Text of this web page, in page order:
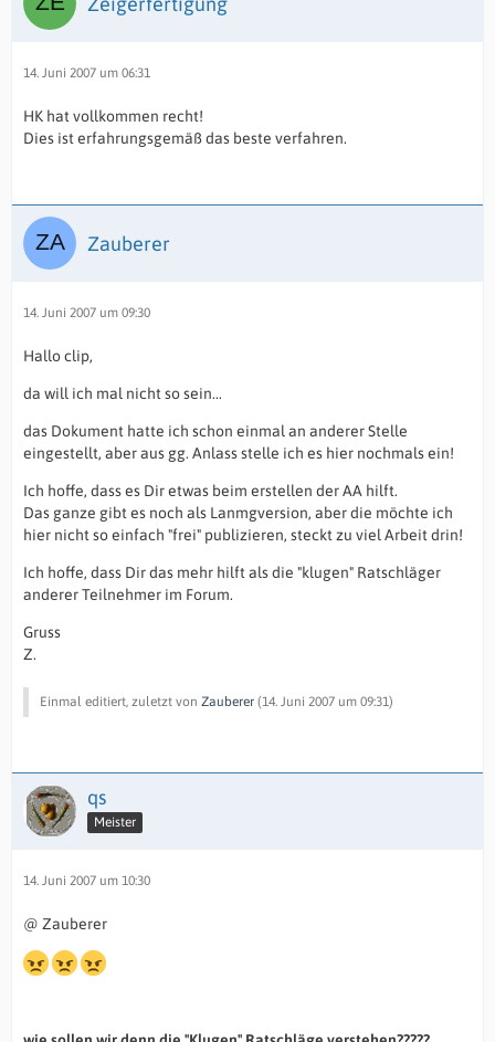
14. Juni 2007 um 06:31
HK hat vollkommen recht!
Dies ist erfahrungsgemäß das beste verfahren.
Zauberer
14. Juni 2007 um 09:30
Hallo clip,
da will ich mal nicht so sein...
das Dokument hatte ich schon einmal an anderer Stelle
eingestellt, aber aus gg. Anlass stelle ich es hier nochmals ein!
Ich hoffe, dass es Dir etwas beim erstellen der AA hilft.
Das ganze gibt es noch als Lanmgversion, aber die möchte ich
hier nicht so einfach "frei" publizieren, steckt zu viel Arbeit drin!
Ich hoffe, dass Dir das mehr hilft als die "klugen" Ratschläger
anderer Teilnehmer im Forum.
Gruss
Z.
Einmal editiert, zuletzt von Zauberer (14. Juni 2007 um 09:31)
qs
Meister
14. Juni 2007 um 10:30
@ Zauberer